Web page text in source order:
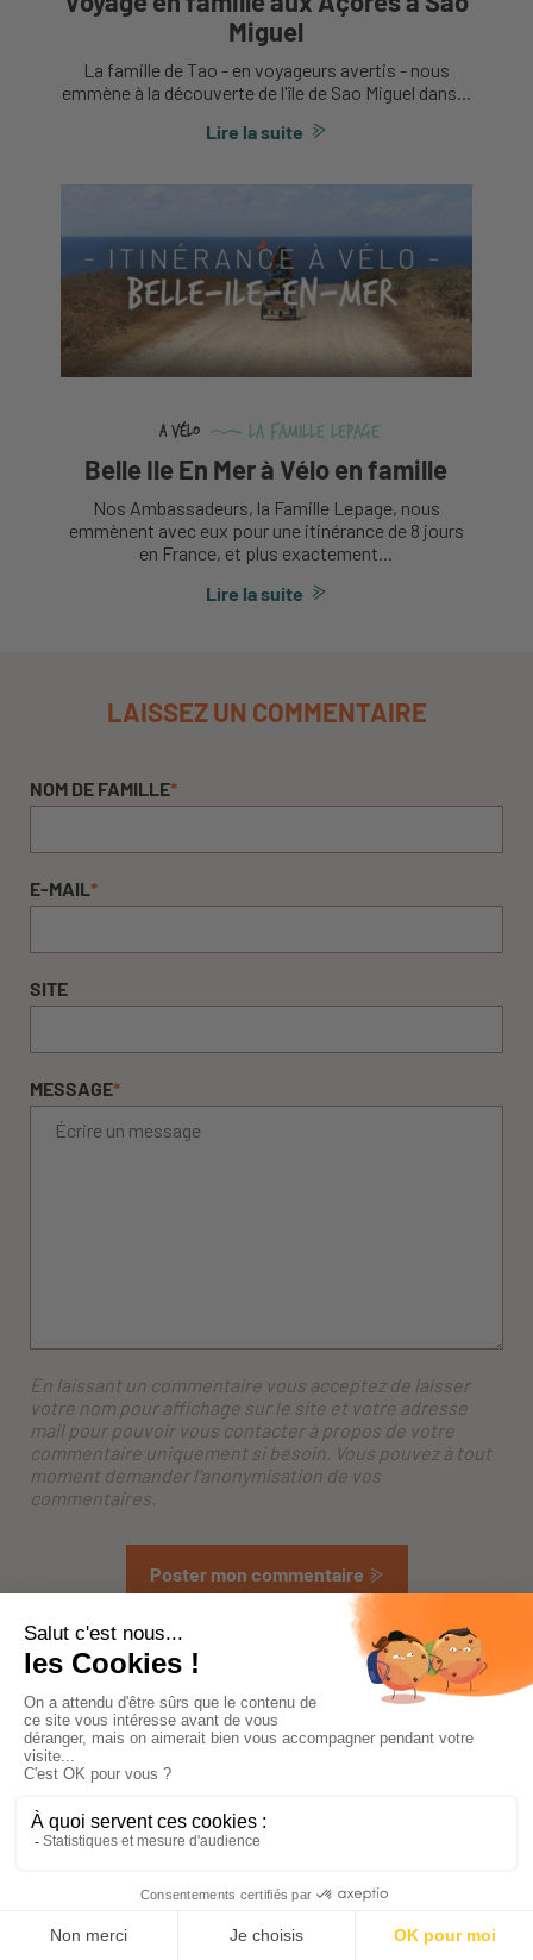
Miguel
La famille de Tao - en voyageurs avertis - nous
emmène à la découverte de l'île de Sao Miguel dans...
Lire la suite
A vélo La Famille Lepage
Belle Ile En Mer à Vélo en famille
Nos Ambassadeurs, la Famille Lepage, nous
emmènent avec eux pour une itinérance de 8 jours
en France, et plus exactement...
Lire la suite
LAISSEZ UN COMMENTAIRE
NOM DE FAMILLE*
E-MAIL *
SITE
MESSAGE*
En laissant un commentaire vous acceptez de laisser
votre nom pour affichage sur le site et votre adresse
mail pour pouvoir vous contacter à propos de votre
commentaire uniquement si besoin. Vous pouvez à tout
moment demander l'anonymisation de vos
commentaires.
Poster mon commentaire
Satisfait